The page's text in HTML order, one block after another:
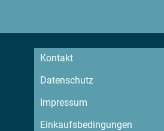
Kontakt
Datenschutz
Impressum
Einkaufsbedingungen